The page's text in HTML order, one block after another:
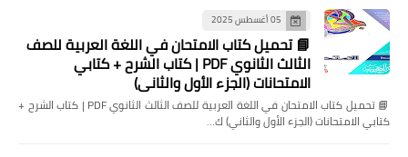
05 أغسطس 2025
📘 تحميل كتاب الامتحان في اللغة العربية للصف
الثالث الثانوي PDF | كتاب الشرح + كتابي
الامتحانات (الجزء الأول والثاني)
📘 تحميل كتاب الامتحان في اللغة العربية للصف الثالث الثانوي PDF | كتاب الشرح +
كتابي الامتحانات (الجزء الأول والثاني) ك…